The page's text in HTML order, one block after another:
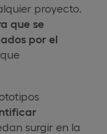
proyecto.
que se
por el
que
surgir en la